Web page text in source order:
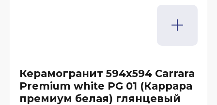
Керамогранит 594x594 Carrara
Premium white PG 01 (Каррара
премиум белая) глянцевый